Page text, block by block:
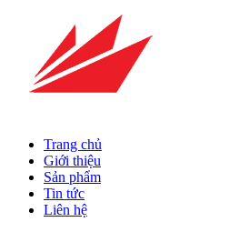
Trang chủ
Giới thiệu
Sản phẩm
Tin tức
Liên hệ